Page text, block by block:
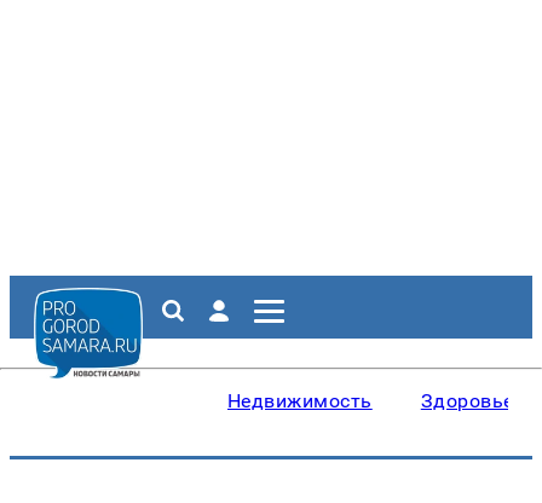
Недвижимость Здоровье